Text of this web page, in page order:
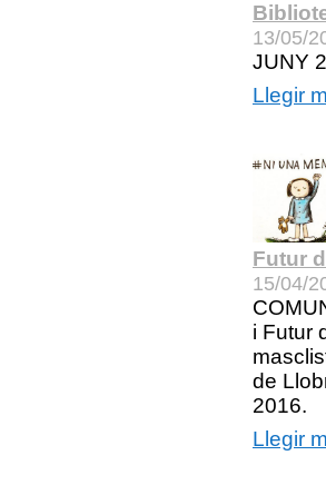
13/05/
JUNY
Llegir
Futur
15/04/
i Futur
de
2016.
Llegir